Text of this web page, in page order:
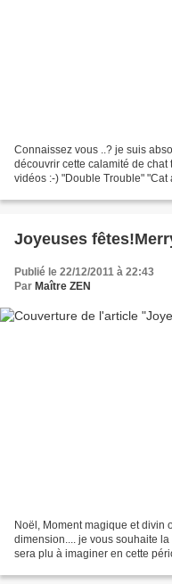
Connaissez vous ..? je suis
découvrir cette calamité de
vidéos :-) "Double Trouble"
Joyeuses
Publié le 22/12/2011 à 22:43
Par Maître ZEN
Noël, Moment magique et divin
dimension.... je vous souhaite
sera plu à imaginer en cette